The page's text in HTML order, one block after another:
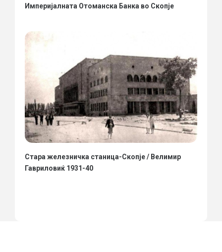
Империјалната Отоманска Банка во Скопје
Стара железничка станица-Скопје / Велимир
Гавриловиќ 1931-40